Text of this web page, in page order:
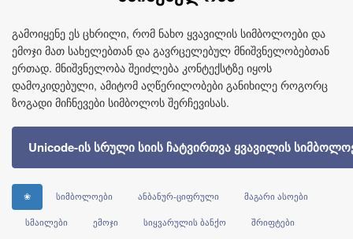
გამოიყენე ეს ცხრილი, რომ ნახო ყვავილის სიმბოლოები და
ემოჯი მათ სახელებთან და გავრცელებულ მნიშვნელობებთან
ერთად. მნიშვნელობა შეიძლება კონტექსტზე იყოს
დამოკიდებული, ამიტომ აღწერილობები განიხილე როგორც
ზოგადი მიჩნევები სიმბოლოს შერჩევისას.
Unicode-ის სრული სიის ჩატვირთვა ყვავილის
❀ სიმბოლოები ანბანურ-ციფრული მაგარი ასოები
სმაილები ემოჯი სიყვარულის ბანქო შრიფტები